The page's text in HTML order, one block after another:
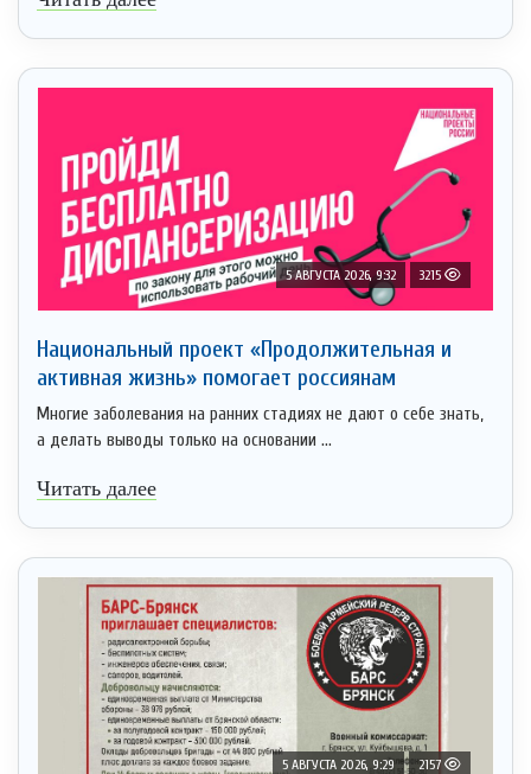
5 АВГУСТА 2026, 9:32 3215
Национальный проект «Продолжительная и
активная жизнь» помогает россиянам
Многие заболевания на ранних стадиях не дают о себе знать,
а делать выводы только на основании ...
Читать далее
5 АВГУСТА 2026, 9:29 2157